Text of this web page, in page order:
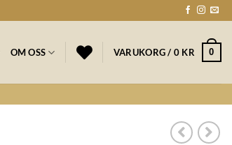
OM OSS VARUKORG / 0 KR 0